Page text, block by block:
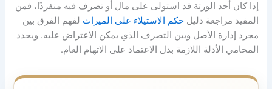
إذا كان أحد الورثة قد استولى على مال أو تصرف فيه منفردًا، فمن
المفيد مراجعة دليلحكم الاستيلاء على الميراث لفهم الفرق بين
مجرد إدارة الأصل وبين التصرف الذي يمكن الاعتراض عليه. ويحدد
المحامي الأدلة اللازمة بدل الاعتماد على الاتهام العام.